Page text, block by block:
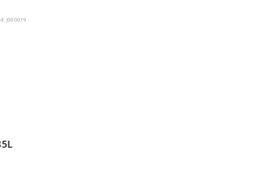
J000019